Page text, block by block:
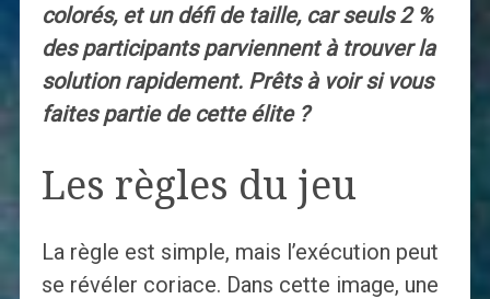
colorés, et un défi de taille, car seuls 2 %
des participants parviennent à trouver la
solution rapidement. Prêts à voir si vous
faites partie de cette élite ?
Les règles du jeu
La règle est simple, mais l’exécution peut
se révéler coriace. Dans cette image, une